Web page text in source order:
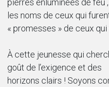
pierres enluminées de feu ,
les noms de ceux qui
« promesses » de ceux qui
À cette jeunesse qui
goût de l’exigence et des
horizons clairs ! Soyons